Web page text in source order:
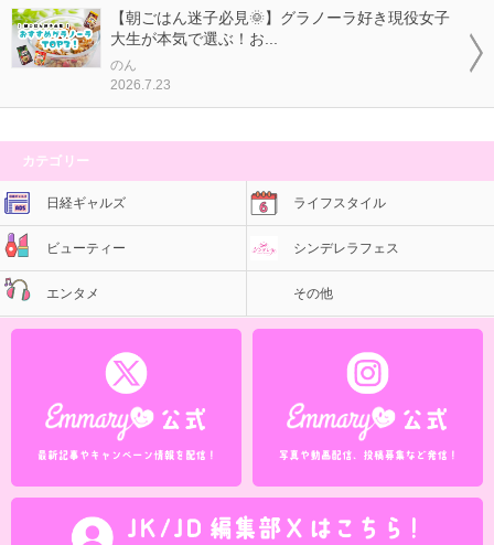
【朝ごはん迷子必見🌞】グラノーラ好き現役女子
大生が本気で選ぶ！お...
のん
2026.7.23
カテゴリー
日経ギャルズ ライフスタイル
ビューティー シンデレラフェス
エンタメ その他